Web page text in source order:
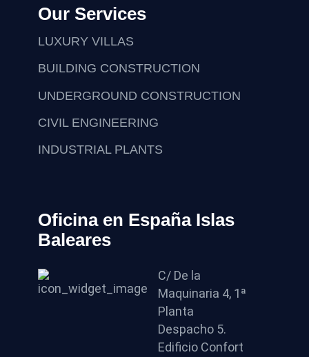
Our Services
LUXURY VILLAS
BUILDING CONSTRUCTION
UNDERGROUND CONSTRUCTION
CIVIL ENGINEERING
INDUSTRIAL PLANTS
Oficina en España Islas
Baleares
C/ De la
Maquinaria 4, 1ª
Planta
Despacho 5.
Edificio Confort